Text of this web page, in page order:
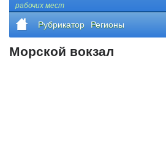
рабочих мест
Рубрикатор Регионы
Морской вокзал